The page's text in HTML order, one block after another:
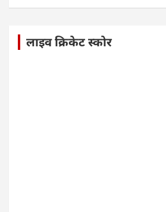
लाइव क्रिकेट स्कोर